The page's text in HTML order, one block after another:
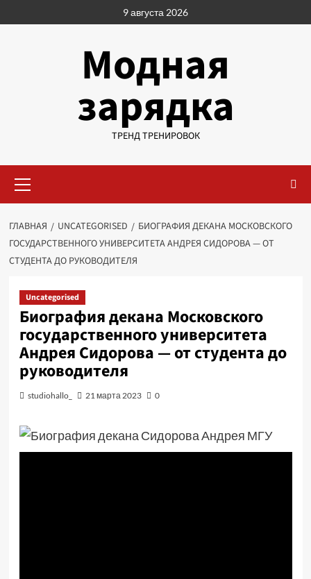
к
9 августа 2026
Модная
зарядка
ТРЕНД ТРЕНИРОВОК
меню
ГЛАВНАЯ UNCATEGORISED
БИОГРАФИЯ ДЕКАНА МОСКОВСКОГО
ГОСУДАРСТВЕННОГО УНИВЕРСИТЕТА АНДРЕЯ СИДОРОВА — ОТ
СТУДЕНТА ДО РУКОВОДИТЕЛЯ
Uncategorised
Биография декана Московского
государственного университета
Андрея Сидорова — от студента до
руководителя
studiohallo_ 21 марта 2023 0